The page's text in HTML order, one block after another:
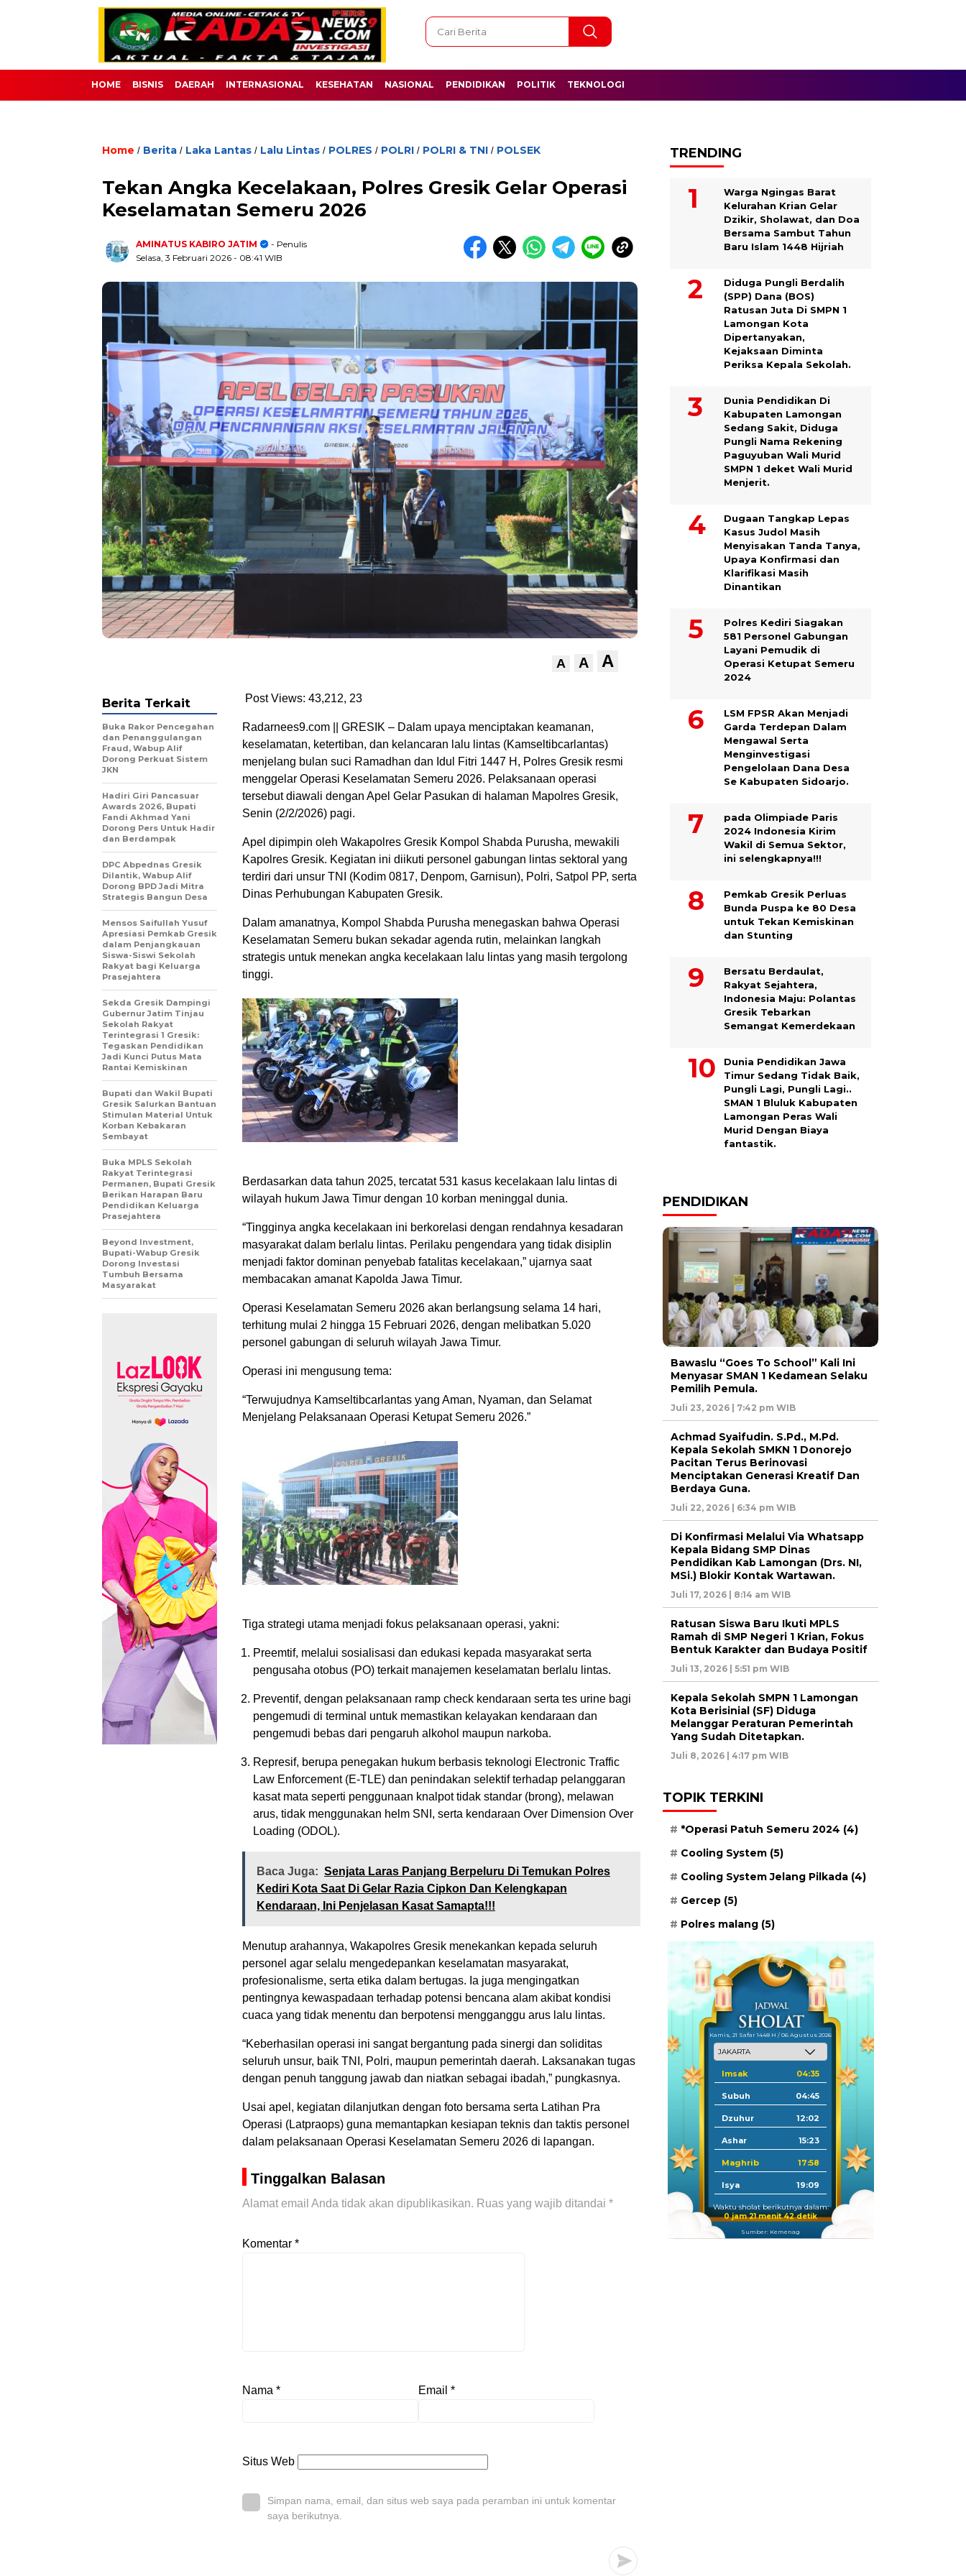
HOME BISNIS DAERAH INTERNASIONAL KESEHATAN NASIONAL PENDIDIKAN POLITIK TEKNOLOGI
Home / Berita / Laka Lantas / Lalu Lintas / POLRES / POLRI / POLRI & TNI / POLSEK
Tekan Angka Kecelakaan, Polres Gresik Gelar Operasi
Keselamatan Semeru 2026
AMINATUS KABIRO JATIM
- Penulis
Selasa, 3 Februari 2026 - 08:41 WIB
A A A
Post Views: 43,212, 23
Radarnees9.com || GRESIK – Dalam upaya menciptakan keamanan,
keselamatan, ketertiban, dan kelancaran lalu lintas (Kamseltibcarlantas)
menjelang bulan suci Ramadhan dan Idul Fitri 1447 H, Polres Gresik resmi
menggelar Operasi Keselamatan Semeru 2026. Pelaksanaan operasi
tersebut diawali dengan Apel Gelar Pasukan di halaman Mapolres Gresik,
Senin (2/2/2026) pagi.
Apel dipimpin oleh Wakapolres Gresik Kompol Shabda Purusha, mewakili
Kapolres Gresik. Kegiatan ini diikuti personel gabungan lintas sektoral yang
terdiri dari unsur TNI (Kodim 0817, Denpom, Garnisun), Polri, Satpol PP, serta
Dinas Perhubungan Kabupaten Gresik.
Dalam amanatnya, Kompol Shabda Purusha menegaskan bahwa Operasi
Keselamatan Semeru bukan sekadar agenda rutin, melainkan langkah
strategis untuk menekan angka kecelakaan lalu lintas yang masih tergolong
tinggi.
Berdasarkan data tahun 2025, tercatat 531 kasus kecelakaan lalu lintas di
wilayah hukum Jawa Timur dengan 10 korban meninggal dunia.
“Tingginya angka kecelakaan ini berkorelasi dengan rendahnya kesadaran
masyarakat dalam berlalu lintas. Perilaku pengendara yang tidak disiplin
menjadi faktor dominan penyebab fatalitas kecelakaan,” ujarnya saat
membacakan amanat Kapolda Jawa Timur.
Operasi Keselamatan Semeru 2026 akan berlangsung selama 14 hari,
terhitung mulai 2 hingga 15 Februari 2026, dengan melibatkan 5.020
personel gabungan di seluruh wilayah Jawa Timur.
Operasi ini mengusung tema:
“Terwujudnya Kamseltibcarlantas yang Aman, Nyaman, dan Selamat
Menjelang Pelaksanaan Operasi Ketupat Semeru 2026.”
Tiga strategi utama menjadi fokus pelaksanaan operasi, yakni:
Preemtif, melalui sosialisasi dan edukasi kepada masyarakat serta
pengusaha otobus (PO) terkait manajemen keselamatan berlalu lintas.
Preventif, dengan pelaksanaan ramp check kendaraan serta tes urine bagi
pengemudi di terminal untuk memastikan kelayakan kendaraan dan
pengemudi bebas dari pengaruh alkohol maupun narkoba.
Represif, berupa penegakan hukum berbasis teknologi Electronic Traffic
Law Enforcement (E-TLE) dan penindakan selektif terhadap pelanggaran
kasat mata seperti penggunaan knalpot tidak standar (brong), melawan
arus, tidak menggunakan helm SNI, serta kendaraan Over Dimension Over
Loading (ODOL).
Baca Juga: Senjata Laras Panjang Berpeluru Di Temukan Polres
Kediri Kota Saat Di Gelar Razia Cipkon Dan Kelengkapan
Kendaraan, Ini Penjelasan Kasat Samapta!!!
Menutup arahannya, Wakapolres Gresik menekankan kepada seluruh
personel agar selalu mengedepankan keselamatan masyarakat,
profesionalisme, serta etika dalam bertugas. Ia juga mengingatkan
pentingnya kewaspadaan terhadap potensi bencana alam akibat kondisi
cuaca yang tidak menentu dan berpotensi mengganggu arus lalu lintas.
“Keberhasilan operasi ini sangat bergantung pada sinergi dan soliditas
seluruh unsur, baik TNI, Polri, maupun pemerintah daerah. Laksanakan tugas
dengan penuh tanggung jawab dan niatkan sebagai ibadah,” pungkasnya.
Usai apel, kegiatan dilanjutkan dengan foto bersama serta Latihan Pra
Operasi (Latpraops) guna memantapkan kesiapan teknis dan taktis personel
dalam pelaksanaan Operasi Keselamatan Semeru 2026 di lapangan.
Tinggalkan Balasan
Alamat email Anda tidak akan dipublikasikan. Ruas yang wajib ditandai *
Komentar *
Nama * Email *
Situs Web
Simpan nama, email, dan situs web saya pada peramban ini untuk komentar
saya berikutnya.
Berita Terkait
Buka Rakor Pencegahan
dan Penanggulangan
Fraud, Wabup Alif
Dorong Perkuat Sistem
JKN
Hadiri Giri Pancasuar
Awards 2026, Bupati
Fandi Akhmad Yani
Dorong Pers Untuk Hadir
dan Berdampak
DPC Abpednas Gresik
Dilantik, Wabup Alif
Dorong BPD Jadi Mitra
Strategis Bangun Desa
Mensos Saifullah Yusuf
Apresiasi Pemkab Gresik
dalam Penjangkauan
Siswa-Siswi Sekolah
Rakyat bagi Keluarga
Prasejahtera
Sekda Gresik Dampingi
Gubernur Jatim Tinjau
Sekolah Rakyat
Terintegrasi 1 Gresik:
Tegaskan Pendidikan
Jadi Kunci Putus Mata
Rantai Kemiskinan
Bupati dan Wakil Bupati
Gresik Salurkan Bantuan
Stimulan Material Untuk
Korban Kebakaran
Sembayat
Buka MPLS Sekolah
Rakyat Terintegrasi
Permanen, Bupati Gresik
Berikan Harapan Baru
Pendidikan Keluarga
Prasejahtera
Beyond Investment,
Bupati-Wabup Gresik
Dorong Investasi
Tumbuh Bersama
Masyarakat
TRENDING
Warga Ngingas Barat
Kelurahan Krian Gelar
Dzikir, Sholawat, dan Doa
Bersama Sambut Tahun
Baru Islam 1448 Hijriah
Diduga Pungli Berdalih
(SPP) Dana (BOS)
Ratusan Juta Di SMPN 1
Lamongan Kota
Dipertanyakan,
Kejaksaan Diminta
Periksa Kepala Sekolah.
Dunia Pendidikan Di
Kabupaten Lamongan
Sedang Sakit, Diduga
Pungli Nama Rekening
Paguyuban Wali Murid
SMPN 1 deket Wali Murid
Menjerit.
Dugaan Tangkap Lepas
Kasus Judol Masih
Menyisakan Tanda Tanya,
Upaya Konfirmasi dan
Klarifikasi Masih
Dinantikan
Polres Kediri Siagakan
581 Personel Gabungan
Layani Pemudik di
Operasi Ketupat Semeru
2024
LSM FPSR Akan Menjadi
Garda Terdepan Dalam
Mengawal Serta
Menginvestigasi
Pengelolaan Dana Desa
Se Kabupaten Sidoarjo.
pada Olimpiade Paris
2024 Indonesia Kirim
Wakil di Semua Sektor,
ini selengkapnya!!!
Pemkab Gresik Perluas
Bunda Puspa ke 80 Desa
untuk Tekan Kemiskinan
dan Stunting
Bersatu Berdaulat,
Rakyat Sejahtera,
Indonesia Maju: Polantas
Gresik Tebarkan
Semangat Kemerdekaan
Dunia Pendidikan Jawa
Timur Sedang Tidak Baik,
Pungli Lagi, Pungli Lagi..
SMAN 1 Bluluk Kabupaten
Lamongan Peras Wali
Murid Dengan Biaya
fantastik.
PENDIDIKAN
Bawaslu “Goes To School” Kali Ini
Menyasar SMAN 1 Kedamean Selaku
Pemilih Pemula.
Juli 23, 2026 | 7:42 pm WIB
Achmad Syaifudin. S.Pd., M.Pd.
Kepala Sekolah SMKN 1 Donorejo
Pacitan Terus Berinovasi
Menciptakan Generasi Kreatif Dan
Berdaya Guna.
Juli 22, 2026 | 6:34 pm WIB
Di Konfirmasi Melalui Via Whatsapp
Kepala Bidang SMP Dinas
Pendidikan Kab Lamongan (Drs. NI,
MSi.) Blokir Kontak Wartawan.
Juli 17, 2026 | 8:14 am WIB
Ratusan Siswa Baru Ikuti MPLS
Ramah di SMP Negeri 1 Krian, Fokus
Bentuk Karakter dan Budaya Positif
Juli 13, 2026 | 5:51 pm WIB
Kepala Sekolah SMPN 1 Lamongan
Kota Berisinial (SF) Diduga
Melanggar Peraturan Pemerintah
Yang Sudah Ditetapkan.
Juli 8, 2026 | 4:17 pm WIB
TOPIK TERKINI
*Operasi Patuh Semeru 2024 (4)
Cooling System (5)
Cooling System Jelang Pilkada (4)
Gercep (5)
Polres malang (5)
Kamis, 21 Safar 1448 H / 06 Agustus 2026
Imsak 04:35
Subuh 04:45
Dzuhur 12:02
Ashar 15:23
Maghrib 17:58
Isya 19:09
Waktu sholat berikutnya dalam:
0 jam 21 menit 41 detik
Sumber: Kemenag